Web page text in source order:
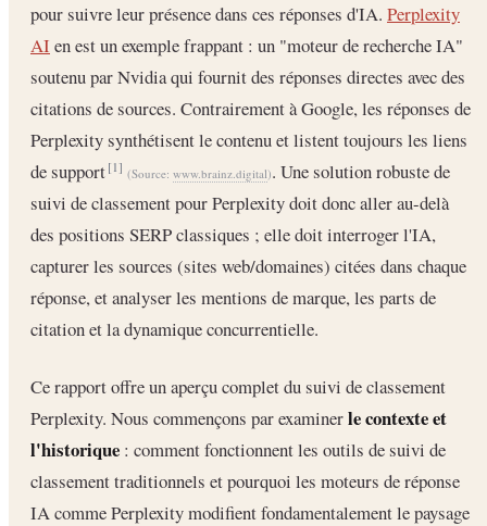
pour suivre leur présence dans ces réponses d'IA. Perplexity
AI en est un exemple frappant : un "moteur de recherche IA"
soutenu par Nvidia qui fournit des réponses directes avec des
citations de sources. Contrairement à Google, les réponses de
Perplexity synthétisent le contenu et listent toujours les liens
de support[1] (Source: www.brainz.digital). Une solution robuste de
suivi de classement pour Perplexity doit donc aller au-delà
des positions SERP classiques ; elle doit interroger l'IA,
capturer les sources (sites web/domaines) citées dans chaque
réponse, et analyser les mentions de marque, les parts de
citation et la dynamique concurrentielle.
Ce rapport offre un aperçu complet du suivi de classement
Perplexity. Nous commençons par examinerle contexte et
l'historique : comment fonctionnent les outils de suivi de
classement traditionnels et pourquoi les moteurs de réponse
IA comme Perplexity modifient fondamentalement le paysage